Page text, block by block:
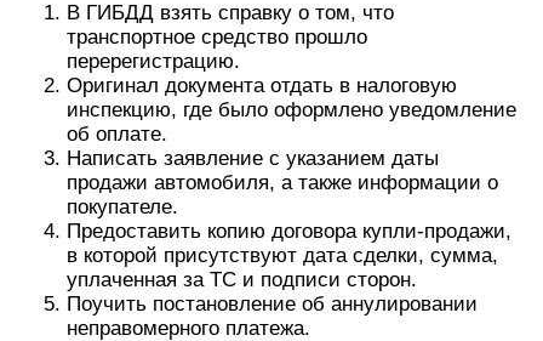
В ГИБДД взять справку о том, что
транспортное средство прошло
перерегистрацию.
Оригинал документа отдать в налоговую
инспекцию, где было оформлено уведомление
об оплате.
Написать заявление с указанием даты
продажи автомобиля, а также информации о
покупателе.
Предоставить копию договора купли-продажи,
в которой присутствуют дата сделки, сумма,
уплаченная за ТС и подписи сторон.
Поучить постановление об аннулировании
неправомерного платежа.